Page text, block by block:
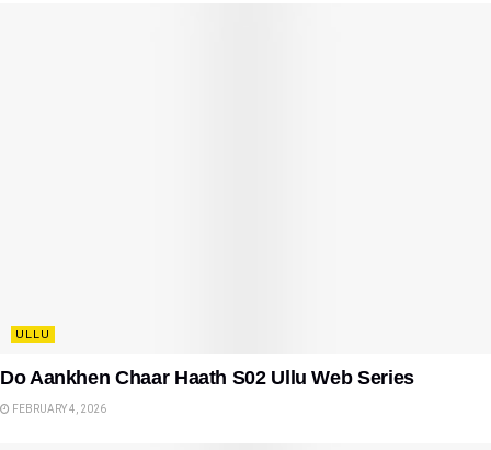
ULLU
Do Aankhen Chaar Haath S02 Ullu Web Series
FEBRUARY 4, 2026